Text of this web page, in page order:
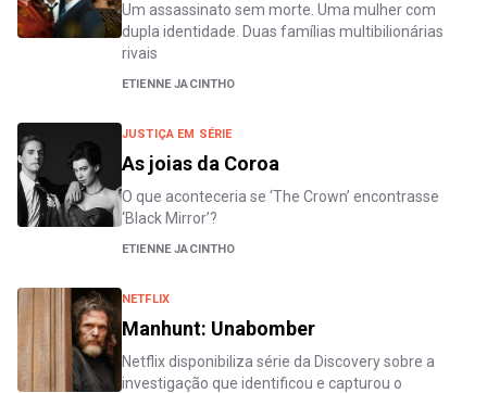
Um assassinato sem morte. Uma mulher com
dupla identidade. Duas famílias multibilionárias
rivais
ETIENNE JACINTHO
JUSTIÇA EM SÉRIE
As joias da Coroa
O que aconteceria se ‘The Crown’ encontrasse
‘Black Mirror’?
ETIENNE JACINTHO
NETFLIX
Manhunt: Unabomber
Netflix disponibiliza série da Discovery sobre a
investigação que identificou e capturou o